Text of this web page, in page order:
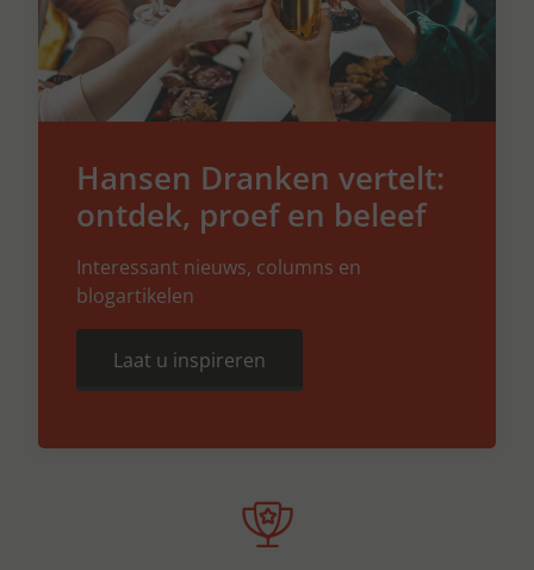
Hansen Dranken vertelt:
ontdek, proef en beleef
Interessant nieuws, columns en
blogartikelen
Laat u inspireren